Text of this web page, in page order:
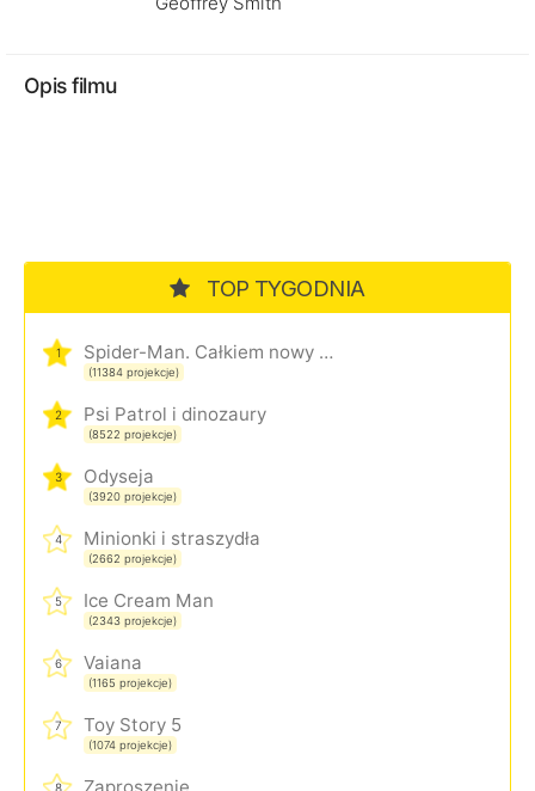
Opis filmu
TOP TYGODNIA
1 Spider-Man. Całkiem nowy dzień
(11384 projekcje)
2 Psi Patrol i dinozaury
(8522 projekcje)
3 Odyseja
(3920 projekcje)
4 Minionki i straszydła
(2662 projekcje)
5 Ice Cream Man
(2343 projekcje)
6 Vaiana
(1165 projekcje)
7 Toy Story 5
(1074 projekcje)
8